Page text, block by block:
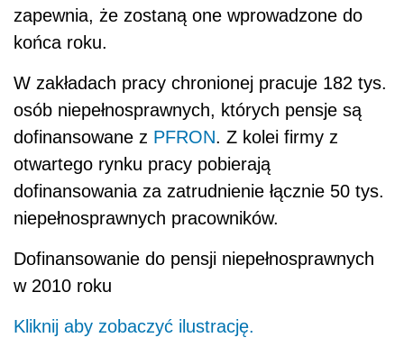
zapewnia, że zostaną one wprowadzone do
końca roku.
W zakładach pracy chronionej pracuje 182 tys.
osób niepełnosprawnych, których pensje są
dofinansowane z PFRON. Z kolei firmy z
otwartego rynku pracy pobierają
dofinansowania za zatrudnienie łącznie 50 tys.
niepełnosprawnych pracowników.
Dofinansowanie do pensji niepełnosprawnych
w 2010 roku
Kliknij aby zobaczyć ilustrację.